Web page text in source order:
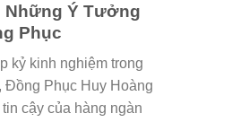
Những Ý Tưởng
Phục
kỷ kinh nghiệm trong
Đồng Phục Huy Hoàng
cậy của hàng ngàn